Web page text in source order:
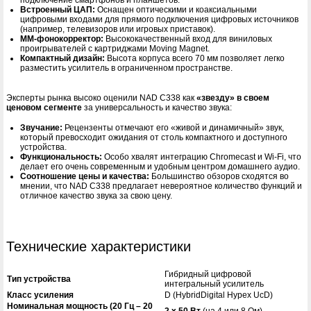
Встроенный ЦАП: Оснащен оптическими и коаксиальными
цифровыми входами для прямого подключения цифровых источников
(например, телевизоров или игровых приставок).
ММ-фонокорректор: Высококачественный вход для виниловых
проигрывателей с картриджами Moving Magnet.
Компактный дизайн: Высота корпуса всего 70 мм позволяет легко
разместить усилитель в ограниченном пространстве.
Эксперты рынка высоко оценили NAD C338 как«звезду» в своем
ценовом сегменте за универсальность и качество звука:
Звучание: Рецензенты отмечают его «живой и динамичный» звук,
который превосходит ожидания от столь компактного и доступного
устройства.
Функциональность: Особо хвалят интеграцию Chromecast и Wi-Fi, что
делает его очень современным и удобным центром домашнего аудио.
Соотношение цены и качества: Большинство обзоров сходятся во
мнении, что NAD C338 предлагает невероятное количество функций и
отличное качество звука за свою цену.
Технические характеристики
Тип устройства
Гибридный цифровой
интегральный усилитель
Класс усиления
D (HybridDigital Hypex UcD)
Номинальная мощность (20 Гц – 20